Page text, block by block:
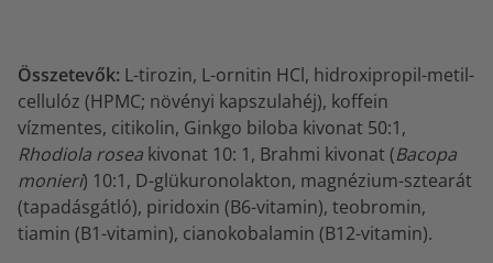
Összetevők: L-tirozin, L-ornitin HCl, hidroxipropil-metil-
cellulóz (HPMC; növényi kapszulahéj), koffein
vízmentes, citikolin, Ginkgo biloba kivonat 50:1,
Rhodiola rosea kivonat 10: 1, Brahmi kivonat (Bacopa
monieri) 10:1, D-glükuronolakton, magnézium-sztearát
(tapadásgátló), piridoxin (B6-vitamin), teobromin,
tiamin (B1-vitamin), cianokobalamin (B12-vitamin).